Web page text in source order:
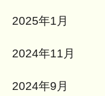
2025年1月
2024年11月
2024年9月